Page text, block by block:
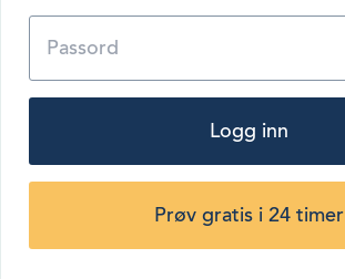
Logg inn
Prøv gratis i 24 timer